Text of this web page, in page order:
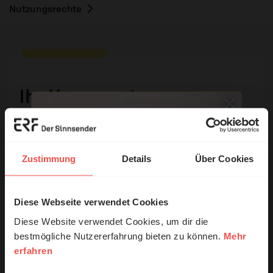
Zustimmung Details Über Cookies
Diese Webseite verwendet Cookies
Diese Website verwendet Cookies, um dir die
bestmögliche Nutzererfahrung bieten zu können. Mehr
erfahren
Nutzungsrechte
Ihr Kommentar
Die E-Mail-Adresse wird nicht veröffentlicht.
Kommentar:
© Ruth Schneider / ERF